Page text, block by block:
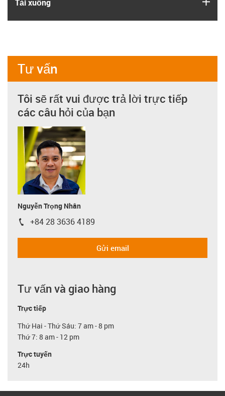
Tải xuống
Tư vấn
Tôi sẽ rất vui được trả lời trực tiếp
các câu hỏi của bạn
Nguyễn Trọng Nhân
igus-icon-phone
+84 28 3636 4189
Gửi email
Tư vấn và giao hàng
Trực tiếp
Thứ Hai - Thứ Sáu: 7 am - 8 pm
Thứ 7: 8 am - 12 pm
Trực tuyến
24h